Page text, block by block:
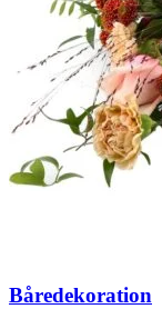
Båredekoration